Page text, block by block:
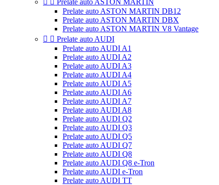
  Prelate auto ASTON MARTIN
Prelate auto ASTON MARTIN DB12
Prelate auto ASTON MARTIN DBX
Prelate auto ASTON MARTIN V8 Vantage
  Prelate auto AUDI
Prelate auto AUDI A1
Prelate auto AUDI A2
Prelate auto AUDI A3
Prelate auto AUDI A4
Prelate auto AUDI A5
Prelate auto AUDI A6
Prelate auto AUDI A7
Prelate auto AUDI A8
Prelate auto AUDI Q2
Prelate auto AUDI Q3
Prelate auto AUDI Q5
Prelate auto AUDI Q7
Prelate auto AUDI Q8
Prelate auto AUDI Q8 e-Tron
Prelate auto AUDI e-Tron
Prelate auto AUDI TT